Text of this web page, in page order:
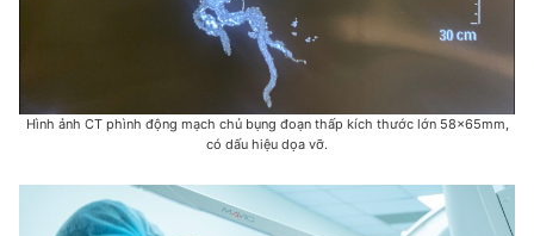
Hình ảnh CT phình động mạch chủ bụng đoạn thấp kích thước lớn 58x65mm,
có dấu hiệu dọa vỡ.